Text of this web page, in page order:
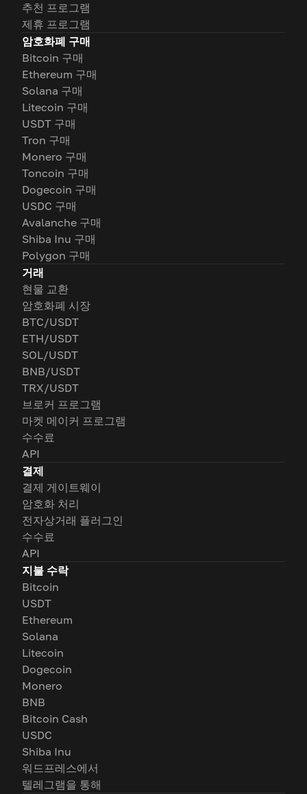
추천 프로그램
제휴 프로그램
암호화폐 구매
Bitcoin 구매
Ethereum 구매
Solana 구매
Litecoin 구매
USDT 구매
Tron 구매
Monero 구매
Toncoin 구매
Dogecoin 구매
USDC 구매
Avalanche 구매
Shiba Inu 구매
Polygon 구매
거래
현물 교환
암호화폐 시장
BTC/USDT
ETH/USDT
SOL/USDT
BNB/USDT
TRX/USDT
브로커 프로그램
마켓 메이커 프로그램
수수료
API
결제
결제 게이트웨이
암호화 처리
전자상거래 플러그인
수수료
API
지불 수락
Bitcoin
USDT
Ethereum
Solana
Litecoin
Dogecoin
Monero
BNB
Bitcoin Cash
USDC
Shiba Inu
워드프레스에서
텔레그램을 통해